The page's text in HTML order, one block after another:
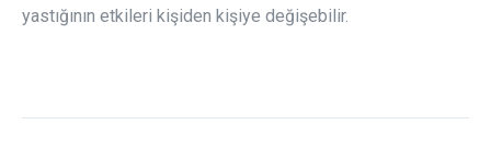
yastığının etkileri kişiden kişiye değişebilir.